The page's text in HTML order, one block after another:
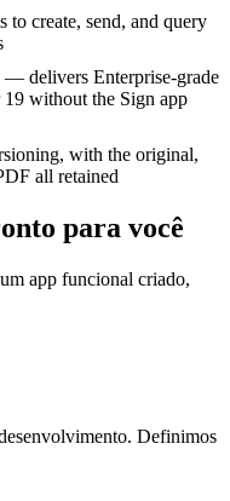
create, send, and query
delivers Enterprise-grade
without the Sign app
with the original,
all retained
para você
app funcional criado,
Definimos